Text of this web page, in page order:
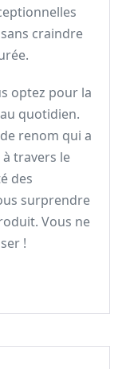
craindre
optez pour la
quotidien.
renom qui a
travers le
des
surprendre
Vous ne
!